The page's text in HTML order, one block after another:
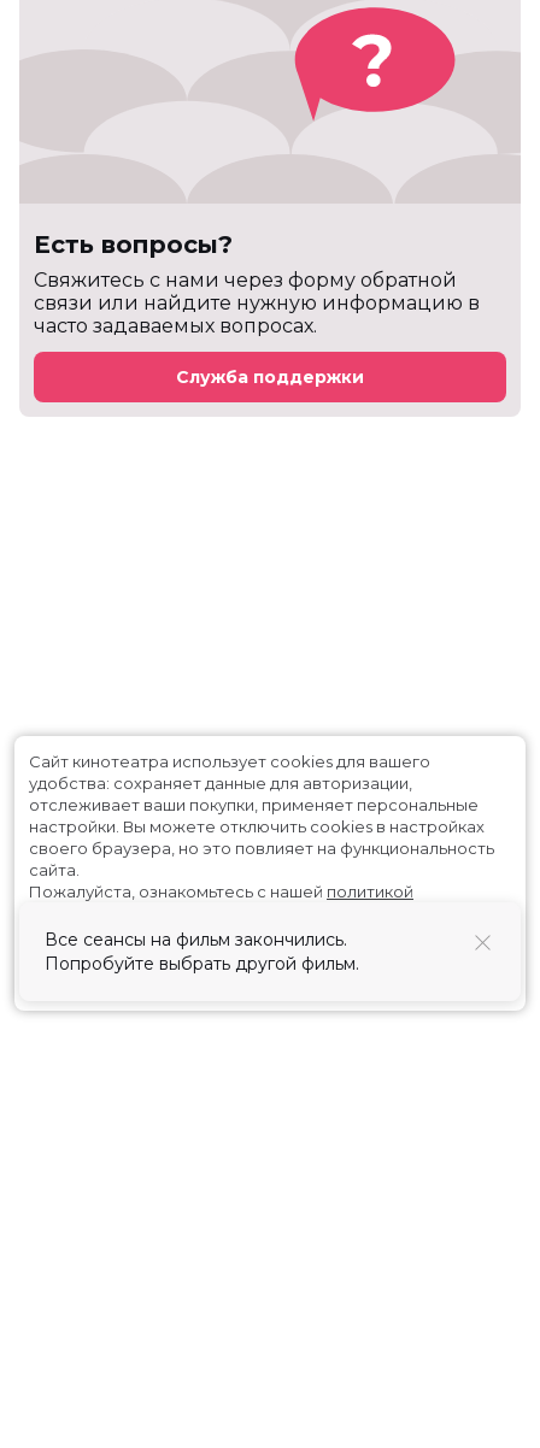
Есть вопросы?
Cвяжитесь с нами через форму обратной
связи или найдите нужную информацию в
часто задаваемых вопросах.
Служба поддержки
Все сеансы на фильм закончились.
Попробуйте выбрать другой фильм.
Сайт кинотеатра использует cookies для вашего
удобства: сохраняет данные для авторизации,
отслеживает ваши покупки, применяет персональные
настройки. Вы можете отключить cookies в настройках
своего браузера, но это повлияет на функциональность
сайта.
Пожалуйста, ознакомьтесь с нашей политикой
Принять